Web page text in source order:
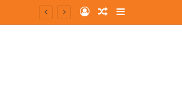
Log InRandom Article
Sidebar